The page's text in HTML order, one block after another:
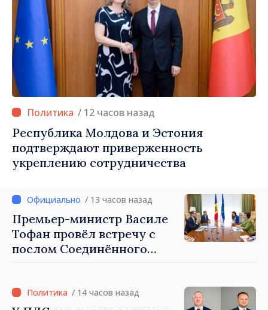
/ 12 часов назад
Республика Молдова и Эстония
подтверждают приверженность
укреплению сотрудничества
/ 13 часов назад
Премьер-министр Василе
Тофан провёл встречу с
послом Соединённого
Северной Ирландии Ферн
/ 14 часов назад